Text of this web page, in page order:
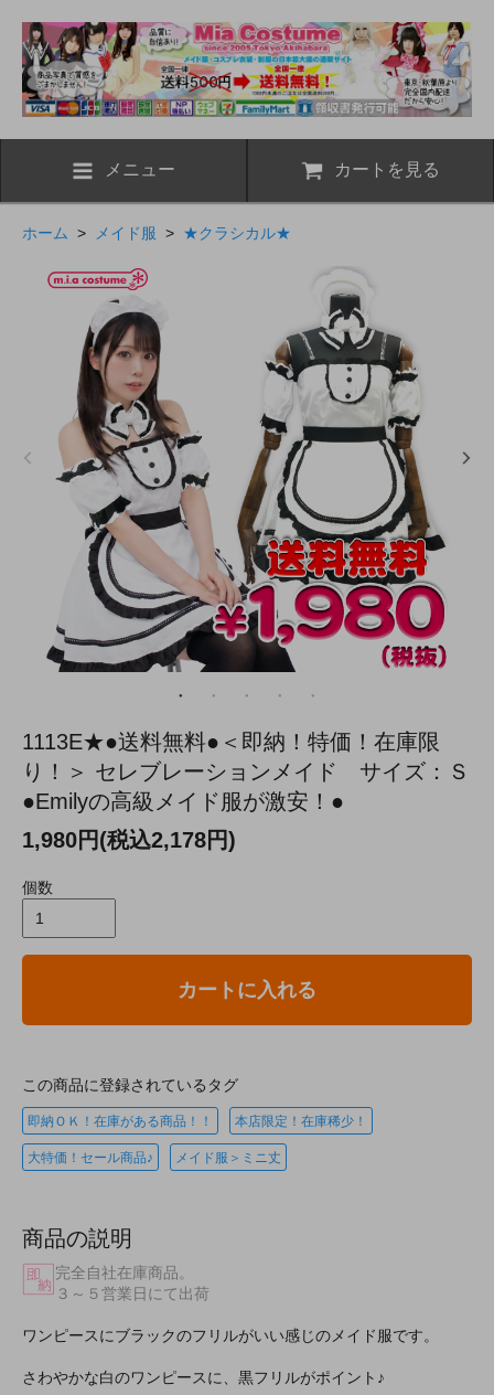
メニュー カートを見る
ホーム > メイド服 > ★クラシカル★
1113E★●送料無料●＜即納！特価！在庫限
り！＞ セレブレーションメイド サイズ：Ｓ
●Emilyの高級メイド服が激安！●
1,980円(税込2,178円)
個数
カートに入れる
この商品に登録されているタグ
即納ＯＫ！在庫がある商品！！ 本店限定！在庫稀少！
大特価！セール商品♪ メイド服＞ミニ丈
商品の説明
完全自社在庫商品。
３～５営業日にて出荷
ワンピースにブラックのフリルがいい感じのメイド服です。
さわやかな白のワンピースに、黒フリルがポイント♪